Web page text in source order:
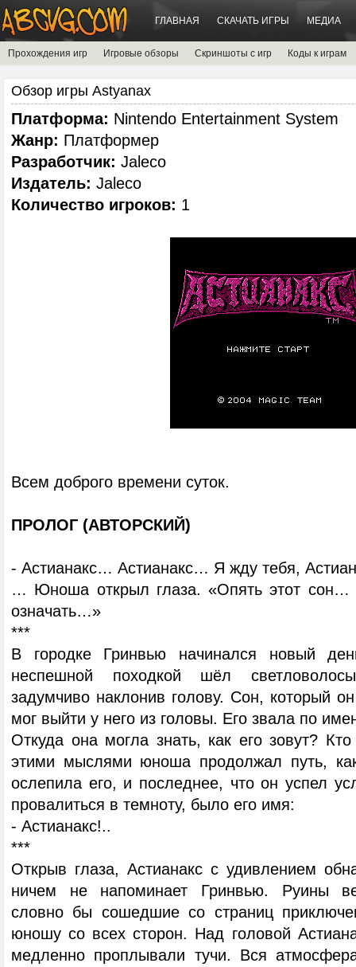
ГЛАВНАЯ СКАЧАТЬ ИГРЫ МЕДИА
Прохождения игр Игровые обзоры Скриншоты с игр Коды к играм
Обзор игры Astyanax
Платформа: Nintendo Entertainment System
Жанр: Платформер
Разработчик: Jaleco
Издатель: Jaleco
Количество игроков: 1
Всем доброго времени суток.
ПРОЛОГ (АВТОРСКИЙ)
- Астианакс… Астианакс… Я жду тебя,
… Юноша открыл глаза. «Опять этот сон…
означать…»
***
В городке Гринвью начинался новый
неспешной походкой шёл
задумчиво наклонив голову. Сон, который
мог выйти у него из головы. Его звала по
Откуда она могла знать, как его зовут?
этими мыслями юноша продолжал путь,
ослепила его, и последнее, что он успел
провалиться в темноту, было его имя:
- Астианакс!..
***
Открыв глаза, Астианакс с удивлением
ничем не напоминает Гринвью. Руины
словно бы сошедшие со страниц
юношу со всех сторон. Над головой
медленно проплывали тучи. Вся